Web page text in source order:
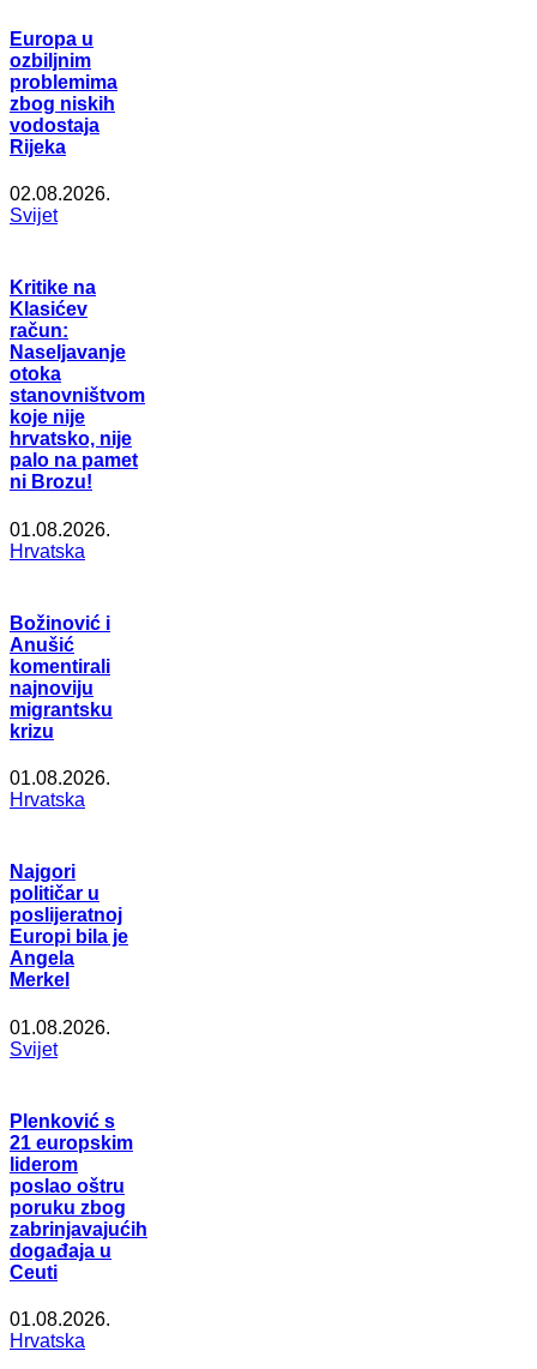
Europa u
ozbiljnim
problemima
zbog niskih
vodostaja
Rijeka
02.08.2026.
Svijet
Kritike na
Klasićev
račun:
Naseljavanje
otoka
stanovništvom
koje nije
hrvatsko, nije
palo na pamet
ni Brozu!
01.08.2026.
Hrvatska
Božinović i
Anušić
komentirali
najnoviju
migrantsku
krizu
01.08.2026.
Hrvatska
Najgori
političar u
poslijeratnoj
Europi bila je
Angela
Merkel
01.08.2026.
Svijet
Plenković s
21 europskim
liderom
poslao oštru
poruku zbog
zabrinjavajućih
događaja u
Ceuti
01.08.2026.
Hrvatska